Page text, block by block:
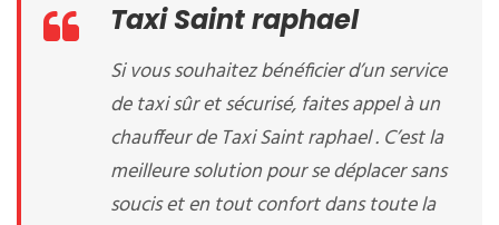
Taxi Saint raphael
Si vous souhaitez bénéficier d’un service
de taxi sûr et sécurisé, faites appel à un
chauffeur de Taxi Saint raphael . C’est la
meilleure solution pour se déplacer sans
soucis et en tout confort dans toute la